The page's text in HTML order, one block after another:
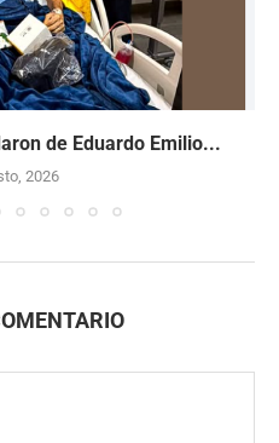
de Eduardo Emilio...
2026